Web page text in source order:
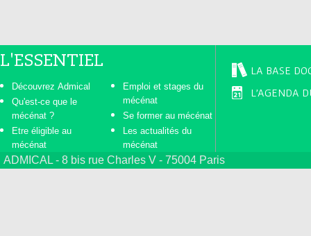
L'ESSENTIEL
Découvrez Admical
Qu'est-ce que le
mécénat ?
Etre éligible au
mécénat
Emploi et stages du
mécénat
Se former au mécénat
Les actualités du
mécénat
LA BASE
L'AGENDA
ADMICAL - 8 bis rue Charles V - 75004 Paris